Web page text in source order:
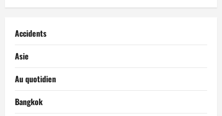
Accidents
Asie
Au quotidien
Bangkok